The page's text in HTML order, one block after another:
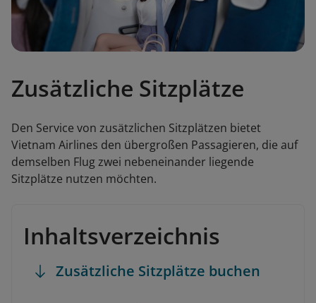
Zusätzliche Sitzplätze
Den Service von zusätzlichen Sitzplätzen bietet
Vietnam Airlines den übergroßen Passagieren, die auf
demselben Flug zwei nebeneinander liegende
Sitzplätze nutzen möchten.
Inhaltsverzeichnis
Zusätzliche Sitzplätze buchen